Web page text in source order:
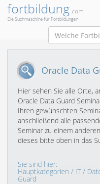
fortbildung.com
Die Suchmaschine für Fortbildungen
Oracle Data
Hier sehen Sie alle Orte,
Oracle Data Guard
Ihren gewünschten
anschließend alle
Seminar zu einem
dieses bitte oben in das
Sie sind hier:
Hauptkategorien / IT/
Guard